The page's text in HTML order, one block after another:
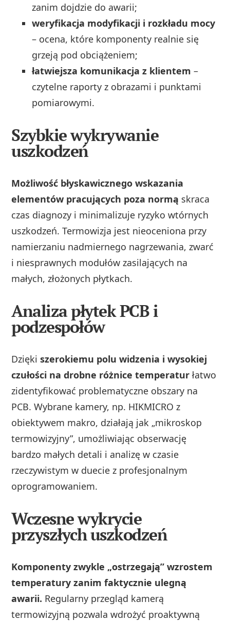
zanim dojdzie do awarii;
weryfikacja modyfikacji i rozkładu mocy
– ocena, które komponenty realnie się
grzeją pod obciążeniem;
łatwiejsza komunikacja z klientem –
czytelne raporty z obrazami i punktami
pomiarowymi.
Szybkie wykrywanie
uszkodzeń
Możliwość błyskawicznego wskazania
elementów pracujących poza normą skraca
czas diagnozy i minimalizuje ryzyko wtórnych
uszkodzeń. Termowizja jest nieoceniona przy
namierzaniu nadmiernego nagrzewania, zwarć
i niesprawnych modułów zasilających na
małych, złożonych płytkach.
Analiza płytek PCB i
podzespołów
Dziękiszerokiemu polu widzenia i wysokiej
czułości na drobne różnice temperatur łatwo
zidentyfikować problematyczne obszary na
PCB. Wybrane kamery, np. HIKMICRO z
obiektywem makro, działają jak „mikroskop
termowizyjny”, umożliwiając obserwację
bardzo małych detali i analizę w czasie
rzeczywistym w duecie z profesjonalnym
oprogramowaniem.
Wczesne wykrycie
przyszłych uszkodzeń
Komponenty zwykle „ostrzegają” wzrostem
temperatury zanim faktycznie ulegną
awarii. Regularny przegląd kamerą
termowizyjną pozwala wdrożyć proaktywną